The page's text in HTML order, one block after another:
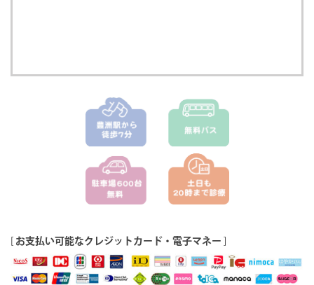
[ お支払い可能なクレジットカード・電子マネー ]